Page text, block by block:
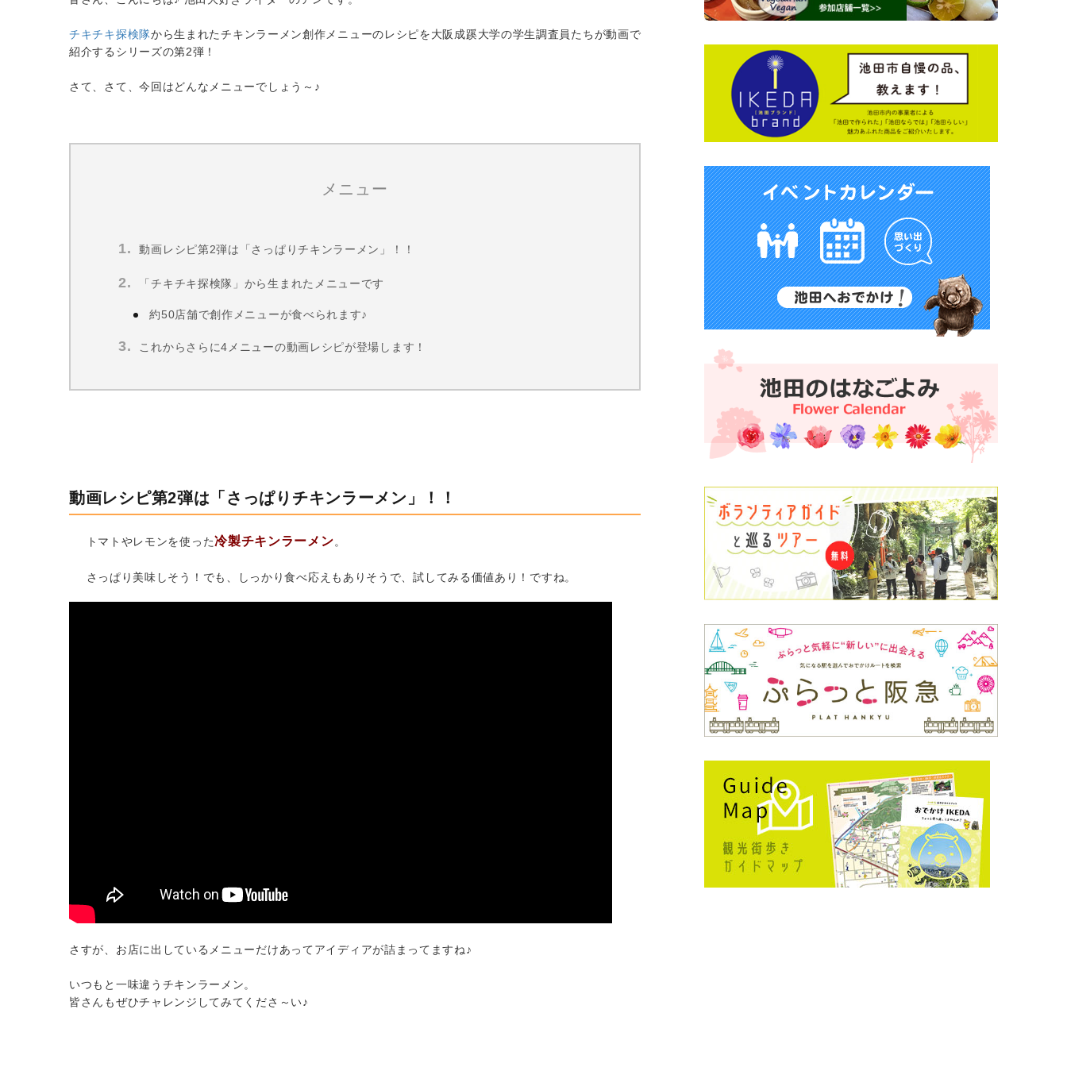
チキチキ探検隊から生まれたチキンラーメン創作メニューのレシピを大阪成蹊大学の学生調査員たちが動画で
紹介するシリーズの第2弾！
さて、さて、今回はどんなメニューでしょう～♪
メニュー
動画レシピ第2弾は「さっぱりチキンラーメン」！！
「チキチキ探検隊」から生まれたメニューです
約50店舗で創作メニューが食べられます♪
これからさらに4メニューの動画レシピが登場します！
動画レシピ第2弾は「さっぱりチキンラーメン」！！
トマトやレモンを使った冷製チキンラーメン。
さっぱり美味しそう！でも、しっかり食べ応えもありそうで、試してみる価値あり！ですね。
さすが、お店に出しているメニューだけあってアイディアが詰まってますね♪
いつもと一味違うチキンラーメン。
皆さんもぜひチャレンジしてみてくださ～い♪